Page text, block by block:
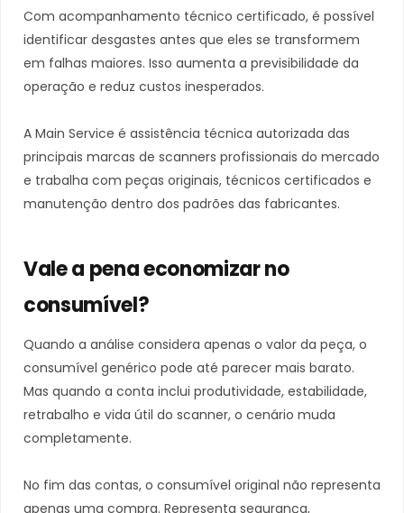
Com acompanhamento técnico certificado, é possível
identificar desgastes antes que eles se transformem
em falhas maiores. Isso aumenta a previsibilidade da
operação e reduz custos inesperados.
A Main Service é assistência técnica autorizada das
principais marcas de scanners profissionais do mercado
e trabalha com peças originais, técnicos certificados e
manutenção dentro dos padrões das fabricantes.
Vale a pena economizar no
consumível?
Quando a análise considera apenas o valor da peça, o
consumível genérico pode até parecer mais barato.
Mas quando a conta inclui produtividade, estabilidade,
retrabalho e vida útil do scanner, o cenário muda
completamente.
No fim das contas, o consumível original não representa
apenas uma compra. Representa segurança,